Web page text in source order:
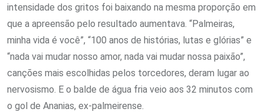
intensidade dos gritos foi baixando na mesma proporção em
que a apreensão pelo resultado aumentava. “Palmeiras,
minha vida é você”, “100 anos de histórias, lutas e glórias” e
“nada vai mudar nosso amor, nada vai mudar nossa paixão”,
canções mais escolhidas pelos torcedores, deram lugar ao
nervosismo. E o balde de água fria veio aos 32 minutos com
o gol de Ananias, ex-palmeirense.